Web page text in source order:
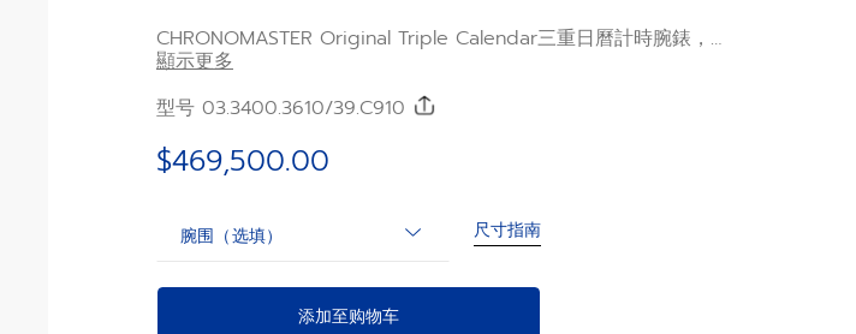
CHRONOMASTER Original Triple Calendar三重日曆計時腕錶，
採用38毫米精鋼錶殼，配備藍色小牛皮錶帶和太陽紋岩灰色錶盤，
頻自動計時機芯，具備1/10秒計時功能及60小時動力儲存。
顯示更多
型号 03.3400.3610/39.C910
$469,500.00
腕围（选填） 尺寸指南
添加至购物车